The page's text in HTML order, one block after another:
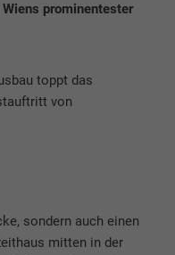
prominentester
toppt das
von
sondern auch einen
mitten in der